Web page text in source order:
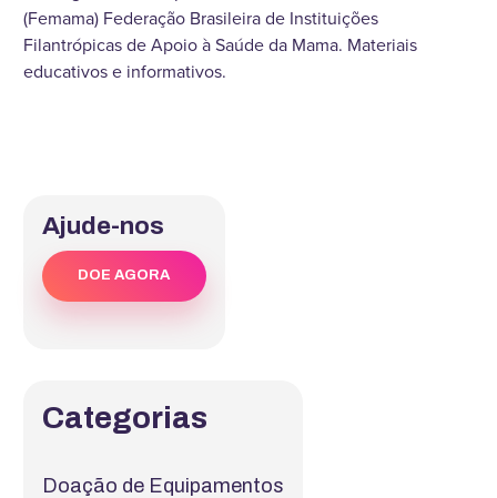
(Femama) Federação Brasileira de Instituições
Filantrópicas de Apoio à Saúde da Mama. Materiais
educativos e informativos.
Ajude-nos
DOE AGORA
Categorias
Doação de Equipamentos